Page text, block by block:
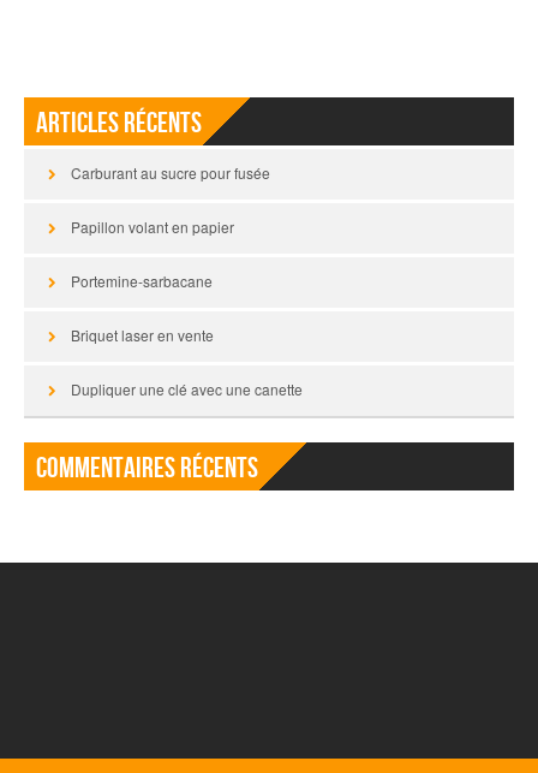
Articles récents
Carburant au sucre pour fusée
Papillon volant en papier
Portemine-sarbacane
Briquet laser en vente
Dupliquer une clé avec une canette
Commentaires récents